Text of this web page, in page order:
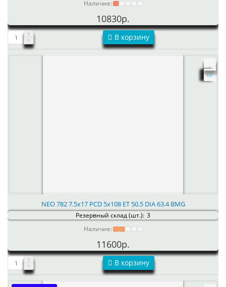
Наличие:
10830р.
В корзину
NEO 782 7.5x17 PCD 5x108 ET 50.5 DIA 63.4 BMG
Резервный склад (шт.): 3
Наличие:
11600р.
В корзину